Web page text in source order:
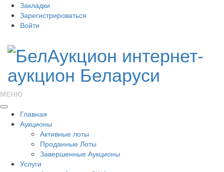
Закладки
Зарегистрироваться
Войти
МЕНЮ
Главная
Аукционы
Активные лоты
Проданные Лоты
Завершенные Аукционы
Услуги